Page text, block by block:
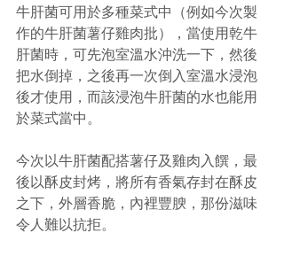
牛肝菌可用於多種菜式中（例如今次製
作的牛肝菌薯仔雞肉批），當使用乾牛
肝菌時，可先泡室溫水沖洗一下，然後
把水倒掉，之後再一次倒入室溫水浸泡
後才使用，而該浸泡牛肝菌的水也能用
於菜式當中。
今次以牛肝菌配搭薯仔及雞肉入饌，最
後以酥皮封烤，將所有香氣存封在酥皮
之下，外層香脆，內裡豐腴，那份滋味
令人難以抗拒。